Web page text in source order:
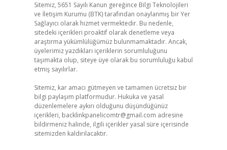
Sitemiz, 5651 Sayılı Kanun gereğince Bilgi Teknolojileri
ve İletişim Kurumu (BTK) tarafından onaylanmış bir Yer
Sağlayıcı olarak hizmet vermektedir. Bu nedenle,
sitedeki içerikleri proaktif olarak denetleme veya
araştırma yükümlülüğümüz bulunmamaktadır. Ancak,
üyelerimiz yazdıkları içeriklerin sorumluluğunu
taşımakta olup, siteye üye olarak bu sorumluluğu kabul
etmiş sayılırlar.
Sitemiz, kar amacı gütmeyen ve tamamen ücretsiz bir
bilgi paylaşım platformudur. Hukuka ve yasal
düzenlemelere aykırı olduğunu düşündüğünüz
içerikleri, backlinkpanelicomtr@gmail.com adresine
bildirmeniz halinde, ilgili içerikler yasal süre içerisinde
sitemizden kaldırılacaktır.